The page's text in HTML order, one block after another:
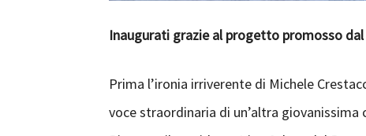
Inaugurati grazie al progetto promosso
Prima l’ironia irriverente di Michele
voce straordinaria di un’altra